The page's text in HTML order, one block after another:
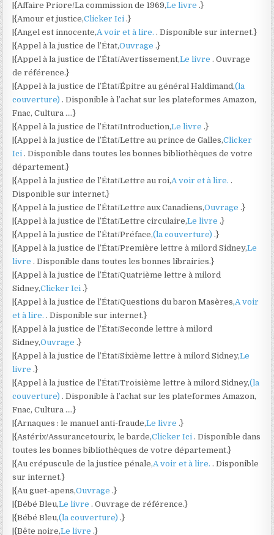
|{Affaire Priore/La commission de 1969,Le livre.}
|{Amour et justice,Clicker Ici.}
|{Angel est innocente,A voir et à lire.. Disponible sur internet.}
|{Appel à la justice de l’État,Ouvrage.}
|{Appel à la justice de l’État/Avertissement,Le livre. Ouvrage
de référence.}
|{Appel à la justice de l’État/Épitre au général Haldimand,(la
couverture). Disponible à l’achat sur les plateformes Amazon,
Fnac, Cultura ….}
|{Appel à la justice de l’État/Introduction,Le livre.}
|{Appel à la justice de l’État/Lettre au prince de Galles,Clicker
Ici. Disponible dans toutes les bonnes bibliothèques de votre
département.}
|{Appel à la justice de l’État/Lettre au roi,A voir et à lire..
Disponible sur internet.}
|{Appel à la justice de l’État/Lettre aux Canadiens,Ouvrage.}
|{Appel à la justice de l’État/Lettre circulaire,Le livre.}
|{Appel à la justice de l’État/Préface,(la couverture).}
|{Appel à la justice de l’État/Première lettre à milord Sidney,Le
livre. Disponible dans toutes les bonnes librairies.}
|{Appel à la justice de l’État/Quatrième lettre à milord
Sidney,Clicker Ici.}
|{Appel à la justice de l’État/Questions du baron Masères,A voir
et à lire.. Disponible sur internet.}
|{Appel à la justice de l’État/Seconde lettre à milord
Sidney,Ouvrage.}
|{Appel à la justice de l’État/Sixième lettre à milord Sidney,Le
livre.}
|{Appel à la justice de l’État/Troisième lettre à milord Sidney,(la
couverture). Disponible à l’achat sur les plateformes Amazon,
Fnac, Cultura ….}
|{Arnaques : le manuel anti-fraude,Le livre.}
|{Astérix/Assurancetourix, le barde,Clicker Ici. Disponible dans
toutes les bonnes bibliothèques de votre département.}
|{Au crépuscule de la justice pénale,A voir et à lire.. Disponible
sur internet.}
|{Au guet-apens,Ouvrage.}
|{Bébé Bleu,Le livre. Ouvrage de référence.}
|{Bébé Bleu,(la couverture).}
|{Bête noire,Le livre.}